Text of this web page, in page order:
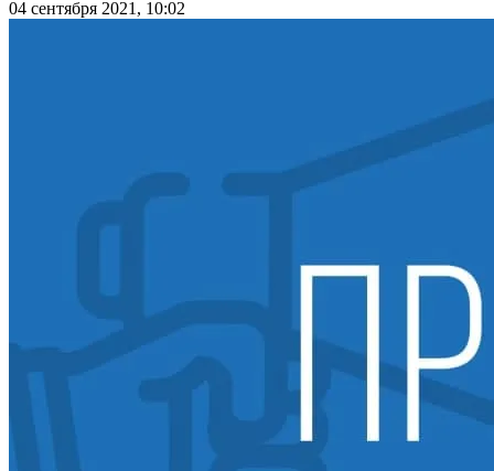
04 сентября 2021, 10:02